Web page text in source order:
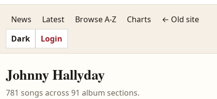
News Latest Browse A-Z Charts
← Old site
Dark
Login
Johnny Hallyday
781 songs across 91 album sections.